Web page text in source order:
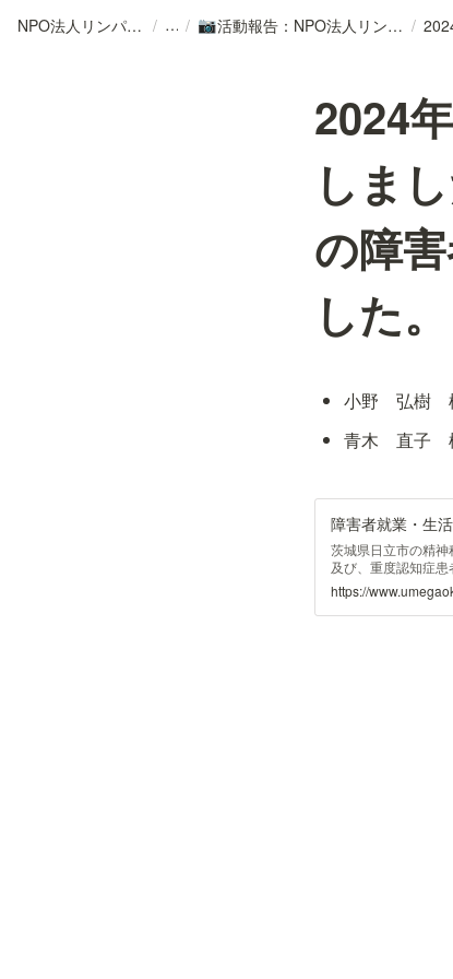
NPO法人リンパカフェ / / 📷 活動報告：NPO法人リンパカフェ /
2024
しま
の障
した。
小野　弘樹
青木　直子
茨城県日立市の精
及び、重度認知症
ーム、精神障害者通
センター まゆみの
https://